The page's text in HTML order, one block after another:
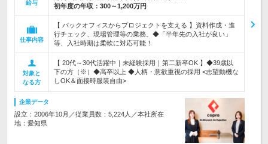
給与
初年度の年収： 300～1,200万円
仕事内容
【 バックオフィスからプロジェクトを支える 】資料作成・進
行チェック、現場管理等の業務。◆「半年先の入社が良い」
等、入社時期は柔軟に対応可能！
対象と
なる方
【 20代～30代活躍中｜未経験採用｜第二新卒OK 】◆39歳以
下の方（※）◆高卒以上 ◆人柄・意欲重視の採用 <志望動機な
しOK＆面接時服装自由>
企業データ
設立：2006年10月／従業員数：5,224人／本社所在
地：愛知県